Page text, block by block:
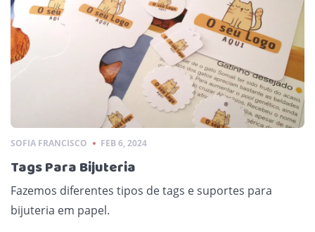
SOFIA FRANCISCO FEB 6, 2024
Tags Para Bijuteria
Fazemos diferentes tipos de tags e suportes para
bijuteria em papel.